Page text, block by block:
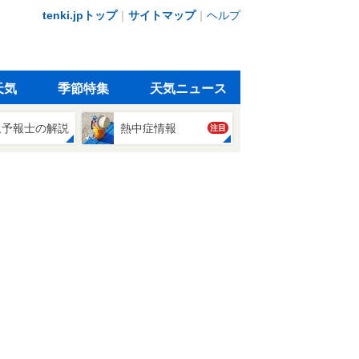
tenki.jpトップ｜ サイトマップ｜ ヘルプ
気 季節特集 天気ニュース
報士の解説 熱中症情報 注目